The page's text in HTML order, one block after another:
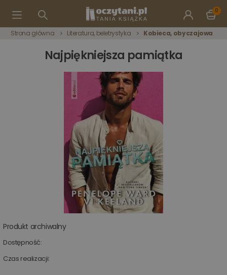
0
Strona główna Literatura, beletrystyka Kobieca, obyczajowa
Najpiękniejsza pamiątka
Produkt archiwalny
Dostępność:
Czas realizacji: